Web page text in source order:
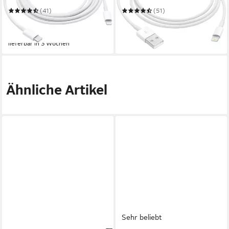
(41)
26,01 € UVP35,00 €
-26%
lieferbar in 3 Wochen
(51)
20,19 € UVP25,00 €
-19%
am nächsten Werktag bei dir
Ähnliche Artikel
Sehr beliebt